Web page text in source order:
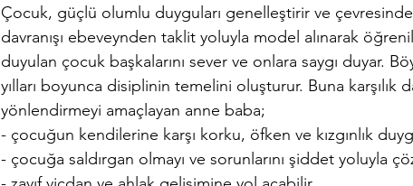
Çocuk, güçlü olumlu duyguları genelleştirir ve
davranışı ebeveynden taklit yoluyla model alınarak
duyulan çocuk başkalarını sever ve onlara saygı duyar.
yılları boyunca disiplinin temelini oluşturur. Buna karşılık
yönlendirmeyi amaçlayan anne baba;
- çocuğun kendilerine karşı korku, öfken ve kızgınlık
- çocuğa saldırgan olmayı ve sorunlarını şiddet yoluyla